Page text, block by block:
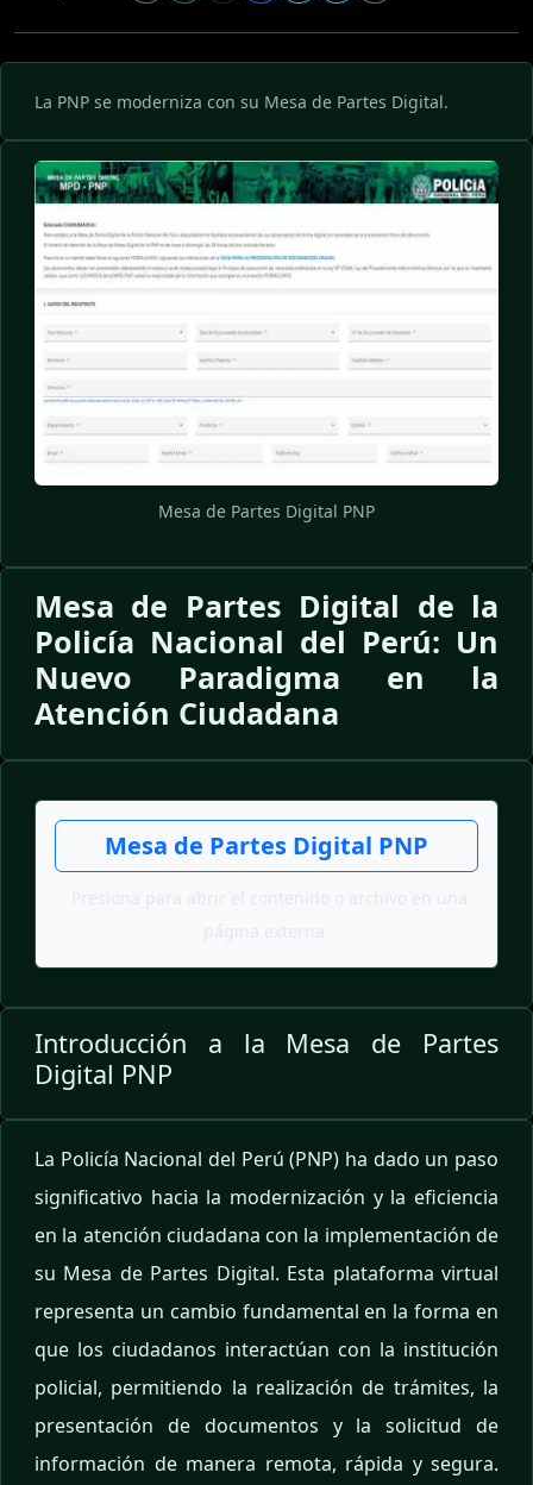
La PNP se moderniza con su Mesa de Partes Digital.
Mesa de Partes Digital PNP
Mesa de Partes Digital de la
Policía Nacional del Perú: Un
Nuevo Paradigma en la
Atención Ciudadana
Mesa de Partes Digital PNP
Introducción a la Mesa de Partes
Digital PNP
La Policía Nacional del Perú (PNP) ha dado un paso
significativo hacia la modernización y la eficiencia
en la atención ciudadana con la implementación de
su Mesa de Partes Digital. Esta plataforma virtual
representa un cambio fundamental en la forma en
que los ciudadanos interactúan con la institución
policial, permitiendo la realización de trámites, la
presentación de documentos y la solicitud de
información de manera remota, rápida y segura.